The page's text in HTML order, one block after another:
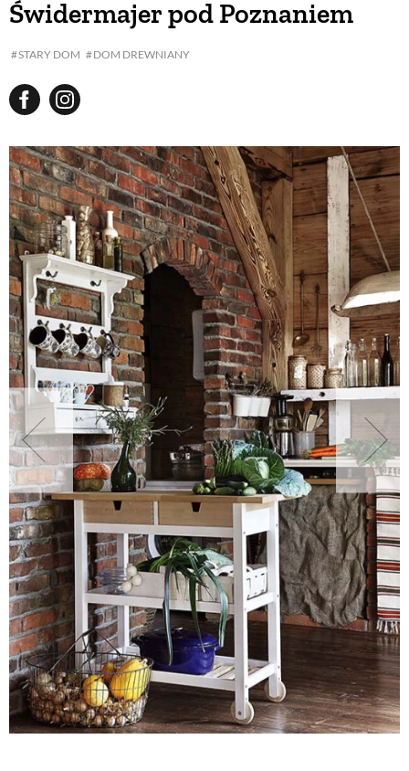
Świdermajer pod Poznaniem
STARY DOM DOM DREWNIANY
BUDUJEMY DOM
WARZYWA I OWOCE
ROŚLINY OGRODOWE
PORADY
ZIELEŃ W DOMU
PROJEKTOWANIE OGRODU
NATURALNIE
URODA
NATURALNA APTECZKA
DLA DOMU
EKO ŻYCIE